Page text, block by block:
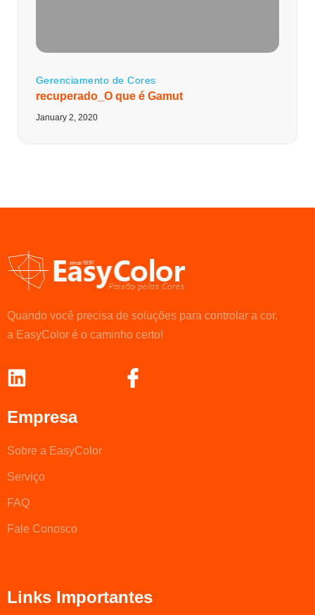
Gerenciamento de Cores
recuperado_O que é Gamut
January 2, 2020
Quando você precisa de soluções para controlar a cor,
a EasyColor é o caminho certo!
Empresa
Sobre a EasyColor
Serviço
FAQ
Fale Conosco
Links Importantes